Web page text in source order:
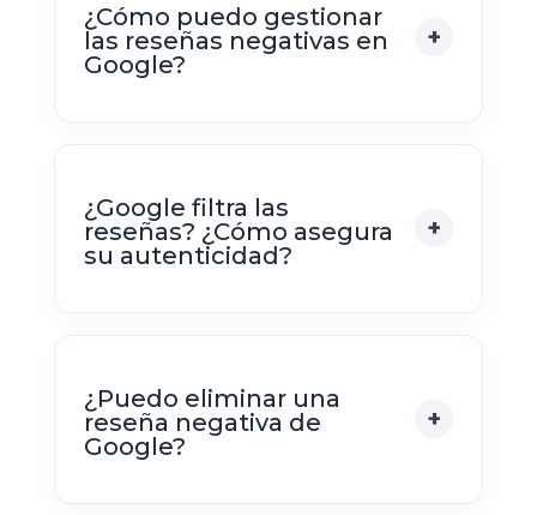
¿Cómo puedo gestionar
las reseñas negativas en
Google?
¿Google filtra las
reseñas? ¿Cómo asegura
su autenticidad?
¿Puedo eliminar una
reseña negativa de
Google?